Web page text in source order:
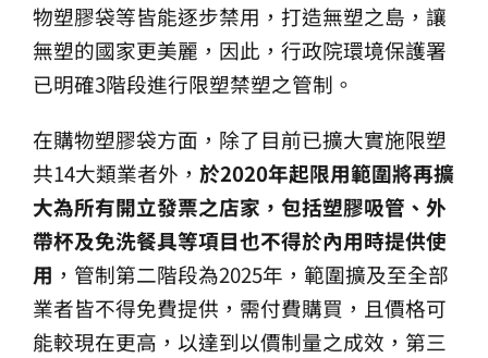
物塑膠袋等皆能逐步禁用，打造無塑之島，讓
無塑的國家更美麗，因此，行政院環境保護署
已明確3階段進行限塑禁塑之管制。
在購物塑膠袋方面，除了目前已擴大實施限塑
共14大類業者外， 於2020年起限用範圍將再擴
大為所有開立發票之店家，包括塑膠吸管、外
帶杯及免洗餐具等項目也不得於內用時提供使
用 ，管制第二階段為2025年，範圍擴及至全部
業者皆不得免費提供，需付費購買，且價格可
能較現在更高，以達到以價制量之成效，第三